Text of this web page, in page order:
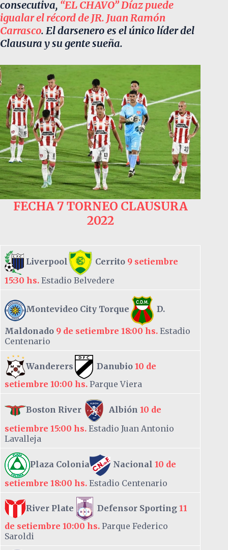
consecutiva, “EL CHAVO”Díaz puede
igualar el récord de JR. Juan Ramón
Carrasco. El darsenero es el único líder del
Clausura y su gente sueña.
FECHA 7 TORNEO CLAUSURA
2022
Liverpool Cerrito 9 setiembre
15:30 hs. Estadio Belvedere
Montevideo City Torque D.
Maldonado 9 de setiembre 18:00 hs. Estadio
Centenario
Wanderers Danubio 10 de
setiembre 10:00 hs. Parque Viera
Boston River Albión 10 de
setiembre 15:00 hs. Estadio Juan Antonio
Lavalleja
Plaza Colonia Nacional 10 de
setiembre 18:00 hs. Estadio Centenario
River Plate Defensor Sporting 11
de setiembre 10:00 hs. Parque Federico
Saroldi